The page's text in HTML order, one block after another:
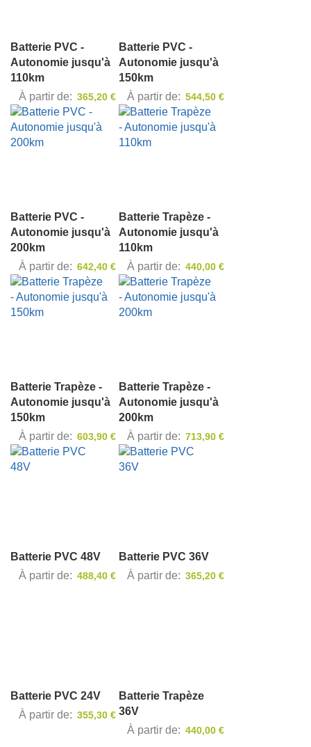
Batterie PVC -
Autonomie jusqu'à
110km
À partir de
365,20 €
Batterie PVC -
Autonomie jusqu'à
150km
À partir de
544,50 €
Batterie PVC -
Autonomie jusqu'à
200km
À partir de
642,40 €
Batterie Trapèze -
Autonomie jusqu'à
110km
À partir de
440,00 €
Batterie Trapèze -
Autonomie jusqu'à
150km
À partir de
603,90 €
Batterie Trapèze -
Autonomie jusqu'à
200km
À partir de
713,90 €
Batterie PVC 48V
À partir de
488,40 €
Batterie PVC 36V
À partir de
365,20 €
Batterie PVC 24V
À partir de
355,30 €
Batterie Trapèze
36V
À partir de
440,00 €